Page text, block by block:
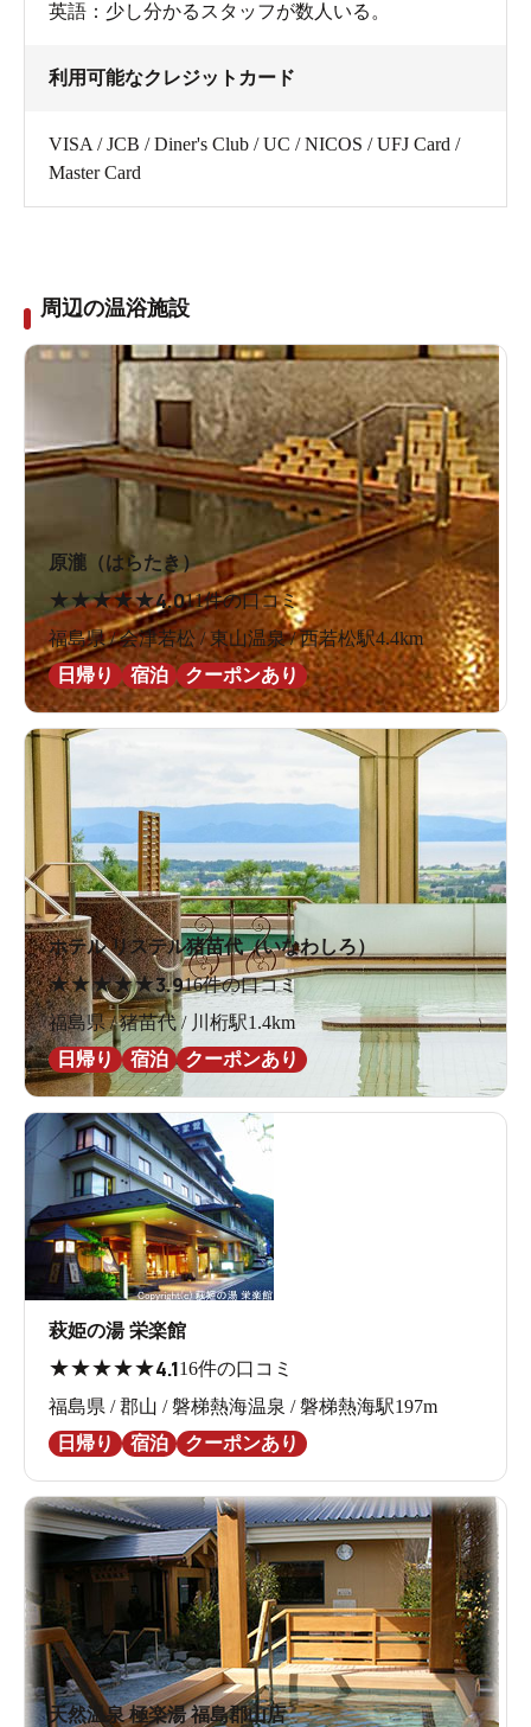
英語：少し分かるスタッフが数人いる。
利用可能なクレジットカード
VISA / JCB / Diner's Club / UC / NICOS / UFJ Card /
Master Card
周辺の温浴施設
原瀧（はらたき）
★★★★★4.011件の口コミ
福島県 / 会津若松 / 東山温泉 / 西若松駅4.4km
日帰り
宿泊 クーポンあり
ホテル リステル猪苗代（いなわしろ）
★★★★★3.916件の口コミ
福島県 / 猪苗代 / 川桁駅1.4km
日帰り
宿泊 クーポンあり
萩姫の湯 栄楽館
★★★★★4.116件の口コミ
福島県 / 郡山 / 磐梯熱海温泉 / 磐梯熱海駅197m
日帰り
宿泊 クーポンあり
天然温泉 極楽湯 福島郡山店